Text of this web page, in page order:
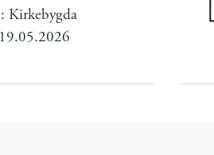
Kirkebygda